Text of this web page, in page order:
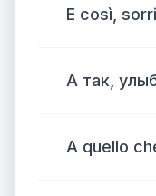
E così,
А так,
A quello